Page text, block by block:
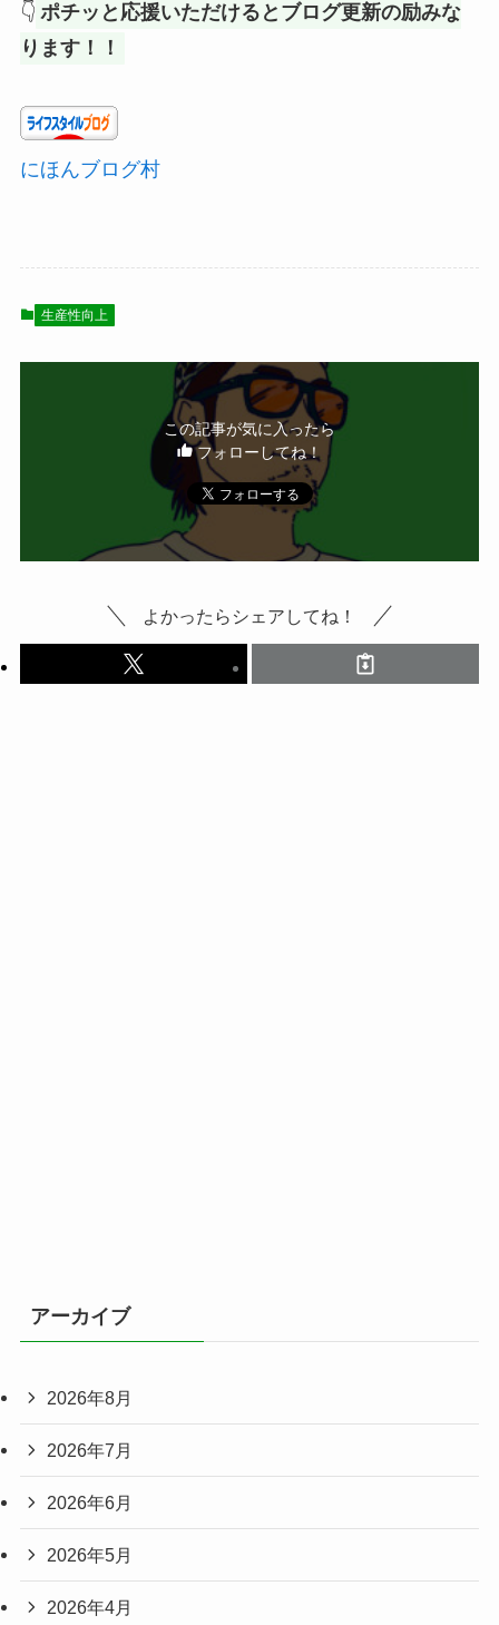
👇 ポチッと応援いただけるとブログ更新の励みな
ります！！
にほんブログ村
生産性向上
この記事が気に入ったら
フォローしてね！
よかったらシェアしてね！
アーカイブ
2026年8月
2026年7月
2026年6月
2026年5月
2026年4月